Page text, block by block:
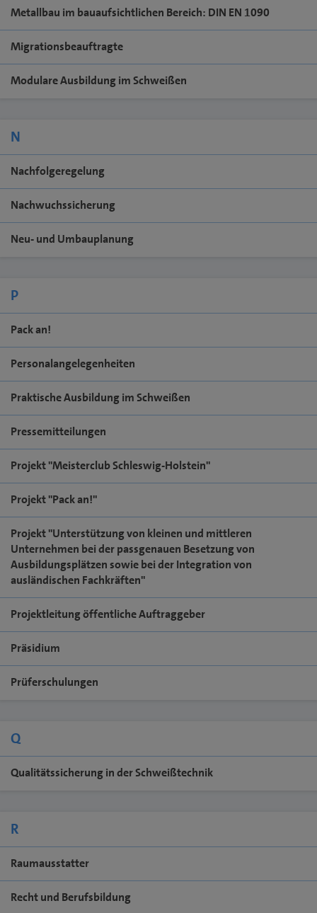
Metallbau im bauaufsichtlichen Bereich: DIN EN 1090
Migrationsbeauftragte
Modulare Ausbildung im Schweißen
N
Nachfolgeregelung
Nachwuchssicherung
Neu- und Umbauplanung
P
Pack an!
Personalangelegenheiten
Praktische Ausbildung im Schweißen
Pressemitteilungen
Projekt "Meisterclub Schleswig-Holstein"
Projekt "Pack an!"
Projekt "Unterstützung von kleinen und mittleren
Unternehmen bei der passgenauen Besetzung von
Ausbildungsplätzen sowie bei der Integration von
ausländischen Fachkräften"
Projektleitung öffentliche Auftraggeber
Präsidium
Prüferschulungen
Q
Qualitätssicherung in der Schweißtechnik
R
Raumausstatter
Recht und Berufsbildung